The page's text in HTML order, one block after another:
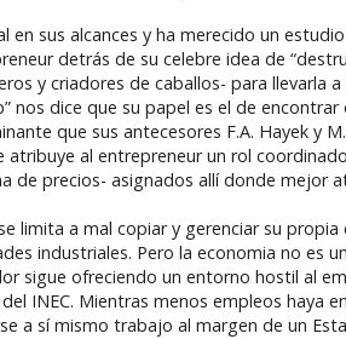
en sus alcances y ha merecido un
detrás de su celebre idea de
y criadores de caballos- para llevarla
nos dice que su papel es el de
que sus antecesores F.A. Hayek y
atribuye al entrepreneur un rol
de precios- asignados allí donde mejor
limita a mal copiar y gerenciar su propia
industriales. Pero la economia no es
sigue ofreciendo un entorno hostil al
INEC. Mientras menos empleos haya
a sí mismo trabajo al margen de un